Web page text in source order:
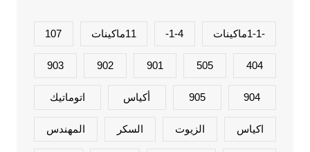
-1-1ماكينات 1-4- 11ماكينات 107
404
505
901
902
903
904
905 أكياس اتوماتيك
اكياس الزيوت السكر المهندس